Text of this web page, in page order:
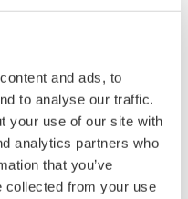
and ads, to
to analyse our traffic.
your use of our site with
analytics partners who
that you’ve
collected from your use
键人员以协助决策过程时，
访问、高效、低成本的通知